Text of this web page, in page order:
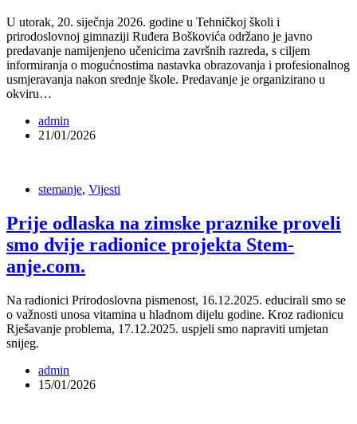
U utorak, 20. siječnja 2026. godine u Tehničkoj školi i
prirodoslovnoj gimnaziji Ruđera Boškovića održano je javno
predavanje namijenjeno učenicima završnih razreda, s ciljem
informiranja o mogućnostima nastavka obrazovanja i profesionalnog
usmjeravanja nakon srednje škole. Predavanje je organizirano u
okviru…
admin
21/01/2026
stemanje, Vijesti
Prije odlaska na zimske praznike proveli
smo dvije radionice projekta Stem-
anje.com.
Na radionici Prirodoslovna pismenost, 16.12.2025. educirali smo se
o važnosti unosa vitamina u hladnom dijelu godine. Kroz radionicu
Rješavanje problema, 17.12.2025. uspjeli smo napraviti umjetan
snijeg.
admin
15/01/2026